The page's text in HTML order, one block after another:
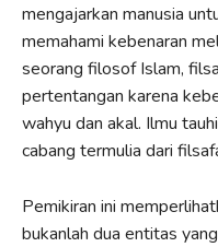
mengajarkan manusia
memahami kebenaran
seorang filosof Islam,
pertentangan karena
wahyu dan akal. Ilmu
cabang termulia dari
Pemikiran ini
bukanlah dua entitas